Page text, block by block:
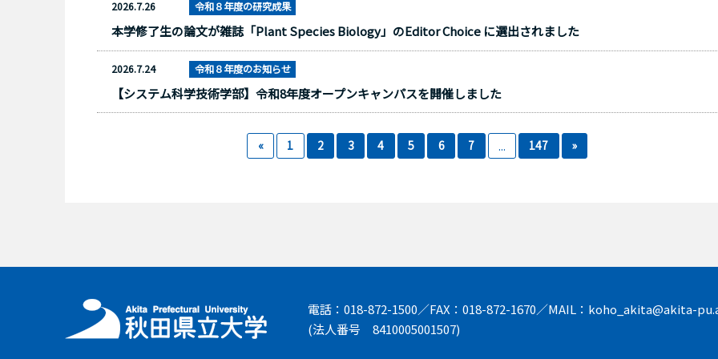
令和８年度の研究成果
2026.7.26
本学修了生の論文が雑誌「Plant Species Biology」のEditor Choice に選出されました
令和８年度のお知らせ
2026.7.24
【システム科学技術学部】令和8年度オープンキャンパスを開催しました
« 1 2 3 4 5 6 7 ... 147 »
電話：018-872-1500／FAX：018-872-1670／MAIL：koho_akita@akita-
(法人番号 8410005001507)